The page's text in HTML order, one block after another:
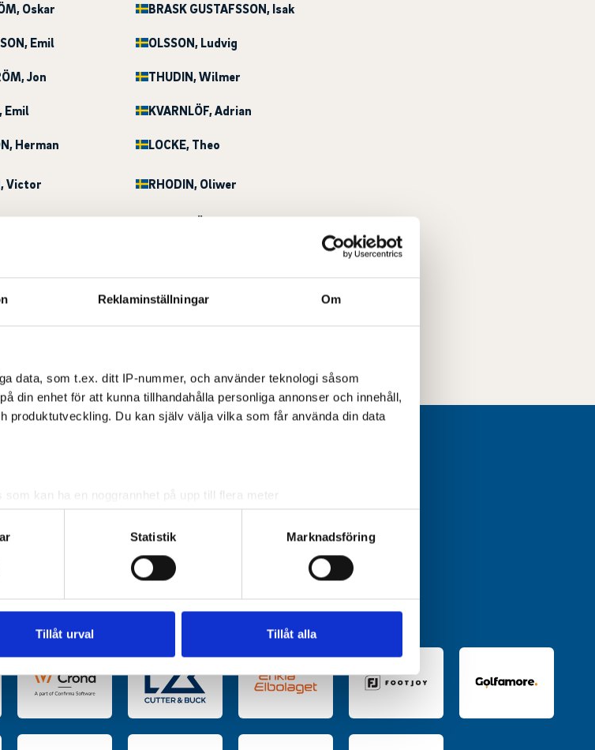
Reklaminställningar Om
data, som t.ex. ditt IP-nummer, och använder teknologi såsom
din enhet för att kunna tillhandahålla personliga annonser och innehåll,
produktutveckling. Du kan själv välja vilka som får använda din data
kan ha en noggrannhet på upp till flera meter
för specifika kännetecken (fingeravtryck)
och ställ in dina preferenser i
detaljsektionen. Du kan ändra
förklaringen.
även sådana identifierare och annan information från din enhet
som vi samarbetar med. Dessa kan i sin tur kombinera informationen
Statistik Marknadsföring
Tillåt urval Tillåt alla
, Oskar BRASK GUSTAFSSON, Isak
, Emil OLSSON, Ludvig
, Jon THUDIN, Wilmer
, Emil KVARNLÖF, Adrian
, Herman LOCKE, Theo
, Victor RHODIN, Oliwer
DAMSTRÖM
, Maja